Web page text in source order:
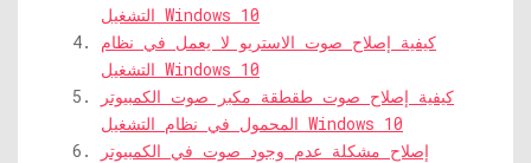
التشغيل Windows 10
كيفية إصلاح صوت الاستريو لا يعمل في نظام
التشغيل Windows 10
كيفية إصلاح صوت طقطقة مكبر صوت الكمبيوتر
المحمول في نظام التشغيل Windows 10
إصلاح مشكلة عدم وجود صوت في الكمبيوتر